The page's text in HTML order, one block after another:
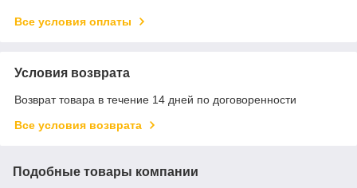
Все условия оплаты
Условия возврата
Возврат товара в течение 14 дней по договоренности
Все условия возврата
Подобные товары компании